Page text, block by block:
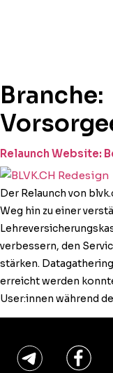
Branche:
Relaunch Website:
Der Relaunch von
Weg hin zu ein­er
verbessern, den
stärken.
erre­icht wer­den
User:innen während